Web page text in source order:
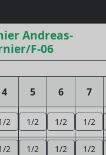
Andreas-
F-06
4 5 6 7
2 1/2 1/2 1/2
2 1/2 1/2 1/2